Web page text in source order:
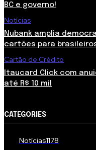
BC e governo!
Notícias
Nubank amplia
cartões para
Cartão de Crédito
Itaucard Click com
até R$ 10 mil
CATEGORIES
Notícias1178